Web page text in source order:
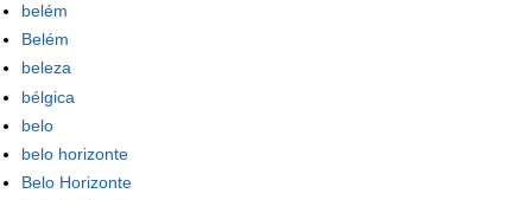
belém
Belém
beleza
bélgica
belo
belo horizonte
Belo Horizonte